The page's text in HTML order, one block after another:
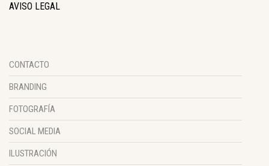
AVISO LEGAL
CONTACTO
BRANDING
FOTOGRAFÍA
SOCIAL MEDIA
ILUSTRACIÓN